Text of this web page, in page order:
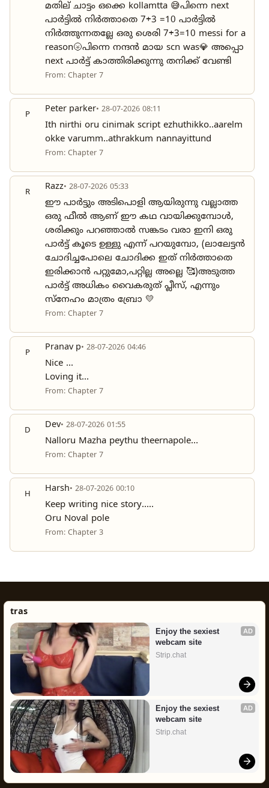
മതില് ചാട്ടം ഒക്കെ kollamtta 😅പിന്നെ next
പാർട്ടിൽ നിർത്താതെ 7+3 =10 പാർട്ടിൽ
നിർത്തുന്നതല്ലേ ഒരു ശെരി 7+3=10 messi for a
reason🌝പിന്നെ നന്ദൻ മായ scn was💎 അപ്പൊ
next പാർട്ട്‌ കാത്തിരിക്കുന്നു തനിക്ക് വേണ്ടി
From: Chapter 7
P Peter parker• 28-07-2026 08:11
Ith nirthi oru cinimak script ezhuthikko..aarelm
okke varumm..athrakkum nannayittund
From: Chapter 7
R Razz• 28-07-2026 05:33
ഈ പാർട്ടും അടിപൊളി ആയിരുന്നു വല്ലാത്ത
ഒരു ഫീൽ ആണ് ഈ കഥ വായിക്കുമ്പോൾ,
ശരിക്കും പറഞ്ഞാൽ സങ്കടം വരാ ഇനി ഒരു
പാർട്ട്‌ കൂടെ ഉള്ളു എന്ന് പറയുമ്പോ, (ലാലേട്ടൻ
ചോദിച്ചപോലെ ചോദിക്ക ഇത് നിർത്താതെ
ഇരിക്കാൻ പറ്റുമോ,പറ്റില്ല അല്ലെ 🥰)അടുത്ത
പാർട്ട്‌ അധികം വൈകരുത് പ്ലീസ്, എന്നും
സ്‌നേഹം മാത്രം ബ്രോ 💛
From: Chapter 7
P Pranav p• 28-07-2026 04:46
Nice ...
Loving it...
From: Chapter 7
D Dev• 28-07-2026 01:55
Nalloru Mazha peythu theernapole…
From: Chapter 7
H Harsh• 28-07-2026 00:10
Keep writing nice story…..
Oru Noval pole
From: Chapter 3
tras
AD
Enjoy the sexiest
webcam site
Strip.chat
AD
Enjoy the sexiest
webcam site
Strip.chat